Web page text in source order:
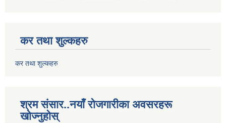
कर तथा शुल्कहरु
कर तथा शुल्कहरु
श्रम संसार..नयाँ रोजगारीका अवसरहरू
खोज्नुहोस्